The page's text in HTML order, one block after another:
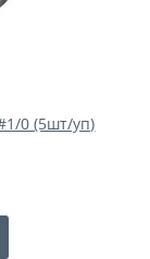
0 (5шт/уп)